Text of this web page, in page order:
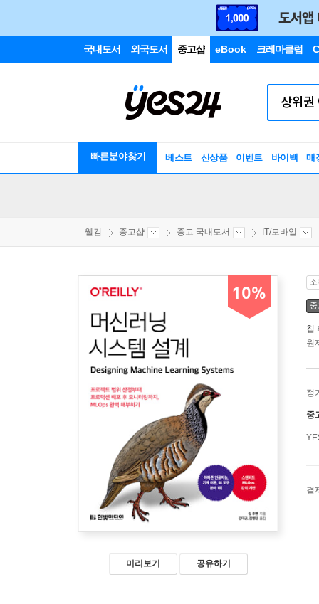
국내도서 외국도서 중고샵 eBook 크레마클럽
빠른분야찾기 베스트 신상품 이벤트 바이백 매
웰컴 중고샵 중고 국내도서 IT/모바일
10%
미리보기 공유하기
칩
원
정
중
결